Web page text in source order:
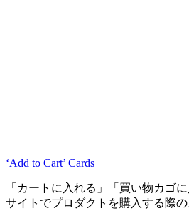
‘Add to Cart’ Cards
「カートに入れる」「買い物カゴ
サイトでプロダクトを購入する際の